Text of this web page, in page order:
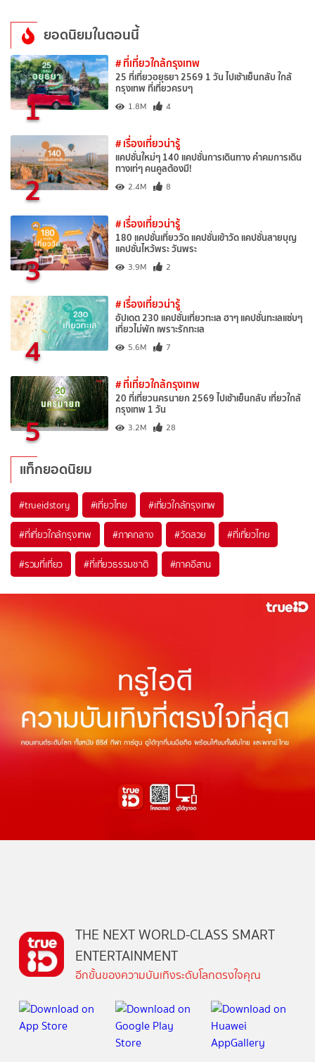
ยอดนิยมในตอนนี้
1
# ที่เที่ยวใกล้กรุงเทพ
25 ที่เที่ยวอยุธยา 2569 1 วัน ไปเช้าเย็นกลับ ใกล้
กรุงเทพ ที่เที่ยวครบๆ
1.8M 4
2
# เรื่องเที่ยวน่ารู้
แคปชั่นใหม่ๆ 140 แคปชั่นการเดินทาง คำคมการเดิน
ทางเท่ๆ คนคูลต้องมี!
2.4M 8
3
# เรื่องเที่ยวน่ารู้
180 แคปชั่นเที่ยววัด แคปชั่นเข้าวัด แคปชั่นสายบุญ
แคปชั่นไหว้พระ วันพระ
3.9M 2
4
# เรื่องเที่ยวน่ารู้
อัปเดต 230 แคปชั่นเที่ยวทะเล ฮาๆ แคปชั่นทะเลแซ่บๆ
เที่ยวไม่พัก เพราะรักทะเล
5.6M 7
5
# ที่เที่ยวใกล้กรุงเทพ
20 ที่เที่ยวนครนายก 2569 ไปเช้าเย็นกลับ เที่ยวใกล้
กรุงเทพ 1 วัน
3.2M 28
แท็กยอดนิยม
#trueidstory #เที่ยวไทย #เที่ยวใกล้กรุงเทพ
#ที่เที่ยวใกล้กรุงเทพ #ภาคกลาง #วัดสวย #ที่เที่ยวไทย
#รวมที่เที่ยว #ที่เที่ยวธรรมชาติ #ภาคอีสาน
THE NEXT WORLD-CLASS SMART
ENTERTAINMENT
อีกขั้นของความบันเทิงระดับโลกตรงใจคุณ